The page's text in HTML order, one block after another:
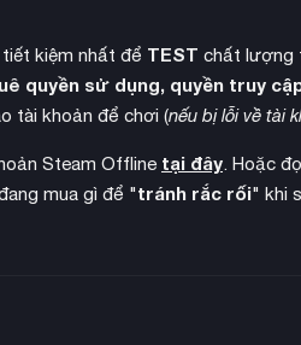
nhưngtrò chơi vẫn tiếp tục. Với
hiểm trước đó mỗi khi bắt đầu
kiệm nhất để TEST chất lượng
quyền sử dụng, quyền truy
tài khoản để chơi (nếu bị lỗi về tài
Steam Offline tại đây. Hoặc
mua gì để "tránh rắc rối" khi